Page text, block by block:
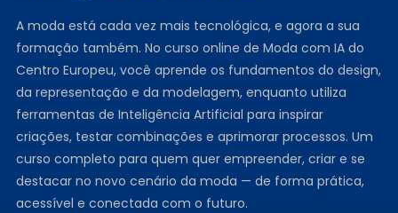
A moda está cada vez mais tecnológica, e agora a sua
formação também. No curso online de Moda com IA do
Centro Europeu, você aprende os fundamentos do design,
da representação e da modelagem, enquanto utiliza
ferramentas de Inteligência Artificial para inspirar
criações, testar combinações e aprimorar processos. Um
curso completo para quem quer empreender, criar e se
destacar no novo cenário da moda — de forma prática,
acessível e conectada com o futuro.